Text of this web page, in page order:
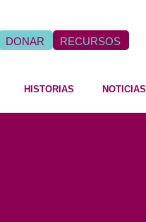
DONAR RECURSOS
HISTORIAS NOTICIAS